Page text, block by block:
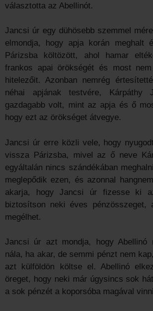
választotta az Abellinót.
Jancsi úr egy dühösebb szemmel
elmondja, hogy apja korán meghalt
Párizsba költözött, ahol hamar
frankos apai örökségét és most
hitelezőit. Azonban nemrég
néhai apjának testvére, Kárpáthy
gazdagabb volt, mint az apja és ő
hogy ezt az örökséget átvegye.
Jancsi úr erre közli vele, hogy
vissza Párizsba, mivel az ő neve
egyáltalán nincs szándékában
meglepődik ezen, és azonnal
akarja, hogy Jancsi úr fizesse ki
biztosítson neki éves pénzösszeget,
megélhet.
Jancsi úr azt mondja, hogy Abellinó
nála, ha akar, de semmi pénzt nem
azt külföldön költse el. Abellinó
öreget, hogy neki már úgysincs sok
a sok pénzét a koporsóba magával